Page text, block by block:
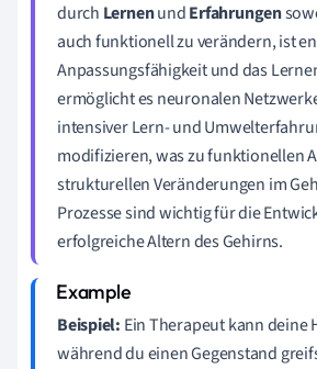
durch LernenundErfahrungen
auch funktionell zu verändern, ist
Anpassungsfähigkeit und das
ermöglicht es neuronalen
intensiver Lern- und
modifizieren, was zu funktionellen
strukturellen Veränderungen im
Prozesse sind wichtig für die
erfolgreiche Altern des Gehirns.
Beispiel: Ein Therapeut kann deine
während du einen Gegenstand